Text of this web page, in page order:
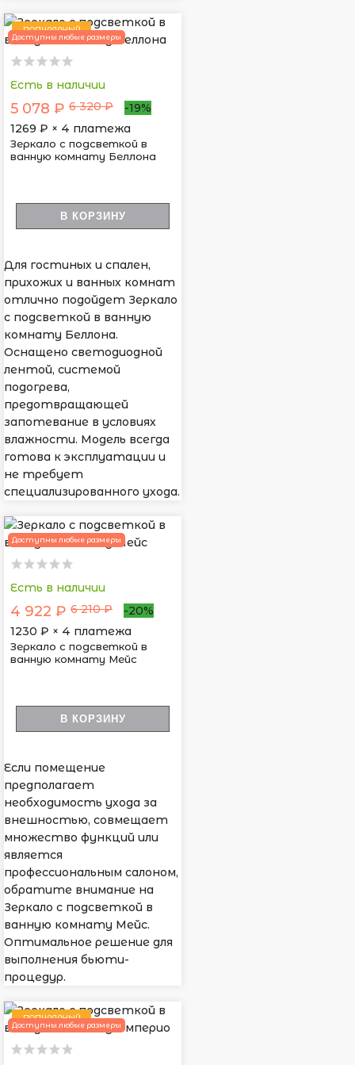
ПОПУЛЯРНЫЙ
Доступны любые размеры
Есть в наличии
5 078 ₽ 6 320 ₽
-19%
1269 ₽ × 4 платежа
Зеркало с подсветкой в
ванную комнату Беллона
В КОРЗИНУ
Для гостиных и спален,
прихожих и ванных комнат
отлично подойдет Зеркало
с подсветкой в ванную
комнату Беллона.
Оснащено светодиодной
лентой, системой
подогрева,
предотвращающей
запотевание в условиях
влажности. Модель всегда
готова к эксплуатации и
не требует
специализированного ухода.
Доступны любые размеры
Есть в наличии
4 922 ₽ 6 210 ₽
-20%
1230 ₽ × 4 платежа
Зеркало с подсветкой в
ванную комнату Мейс
В КОРЗИНУ
Если помещение
предполагает
необходимость ухода за
внешностью, совмещает
множество функций или
является
профессиональным салоном,
обратите внимание на
Зеркало с подсветкой в
ванную комнату Мейс.
Оптимальное решение для
выполнения бьюти-
процедур.
ПОПУЛЯРНЫЙ
Доступны любые размеры